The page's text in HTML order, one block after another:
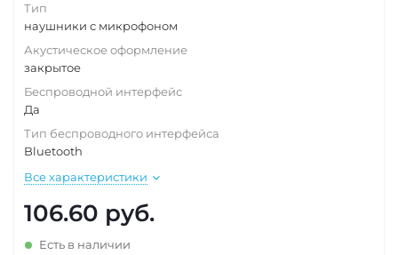
Тип
наушники с микрофоном
Акустическое оформление
закрытое
Беспроводной интерфейс
Да
Тип беспроводного интерфейса
Bluetooth
Все характеристики
106.60 руб.
Есть в наличии